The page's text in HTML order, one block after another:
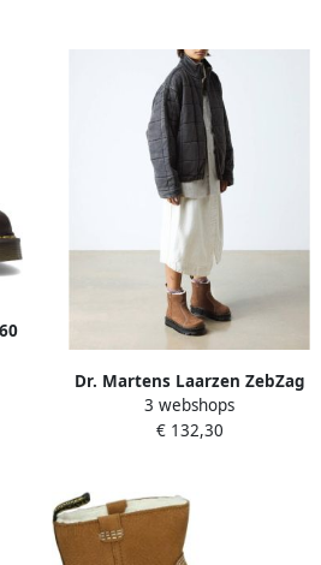
Dr. Martens Laarzen ZebZag
Rigger WL Rigger Boot Desert
Brown Milled Nubuck WP
3 webshops
€ 132,30